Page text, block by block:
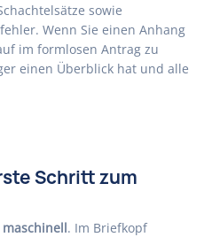
sowie
Wenn Sie einen Anhang
im formlosen Antrag zu
einen Überblick hat und alle
Schritt zum
maschinell. Im Briefkopf